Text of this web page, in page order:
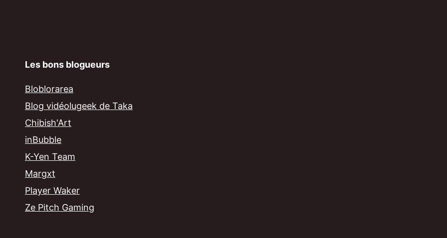
Les bons blogueurs
Bloblorarea
Blog vidéolugeek de Taka
Chibish'Art
inBubble
K-Yen Team
Margxt
Player Waker
Ze Pitch Gaming